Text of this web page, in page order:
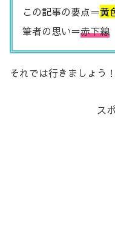
この記事の要点＝黄
筆者の思い＝赤下線
それでは行きましょう！
ス